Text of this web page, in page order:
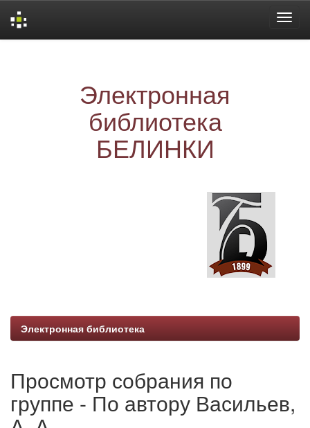
Электронная
библиотека
БЕЛИНКИ
Электронная библиотека
Просмотр собрания по
группе - По автору Васильев,